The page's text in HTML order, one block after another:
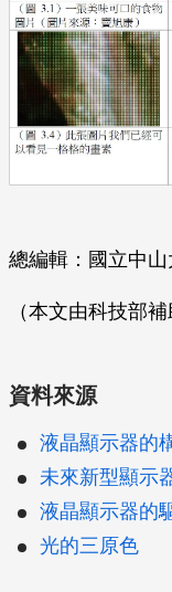
總編輯：國立中
（本文由科技部補
資料來源
液晶顯示器的
未來新型顯示
液晶顯示器的
光的三原色